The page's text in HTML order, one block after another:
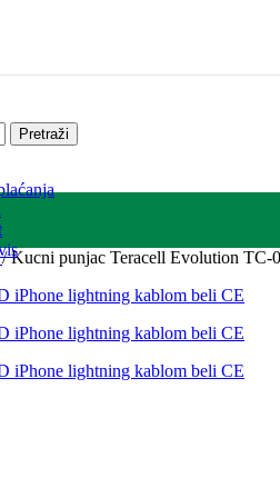
Pretraži
/ Kucni punjac Teracell Evolution TC-